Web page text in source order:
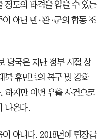
정도의 타격을 입을 수 있는
아닌 민·관·군의 합동 조
당국은 지난 정부 시절 상
북 휴민트의 복구 및 강화
하지만 이번 유출 사건으로
나온다.
아니다. 2018년에 팀장급